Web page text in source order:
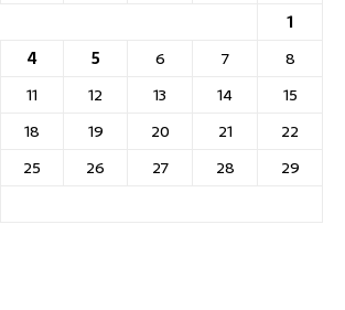
1
4 5 6 7
8
11 12 13 14
15
18 19 20 21
22
25 26 27 28
29